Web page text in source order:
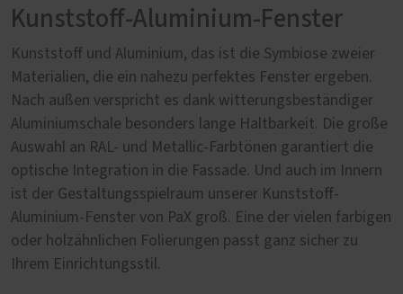
Kunststoff-Aluminium-Fenster
Kunststoff und Aluminium, das ist die Symbiose zweier
Materialien, die ein nahezu perfektes Fenster ergeben.
Nach außen verspricht es dank witterungsbeständiger
Aluminiumschale besonders lange Haltbarkeit. Die große
Auswahl an RAL- und Metallic-Farbtönen garantiert die
optische Integration in die Fassade. Und auch im Innern
ist der Gestaltungsspielraum unserer Kunststoff-
Aluminium-Fenster von PaX groß. Eine der vielen farbigen
oder holzähnlichen Folierungen passt ganz sicher zu
Ihrem Einrichtungsstil.